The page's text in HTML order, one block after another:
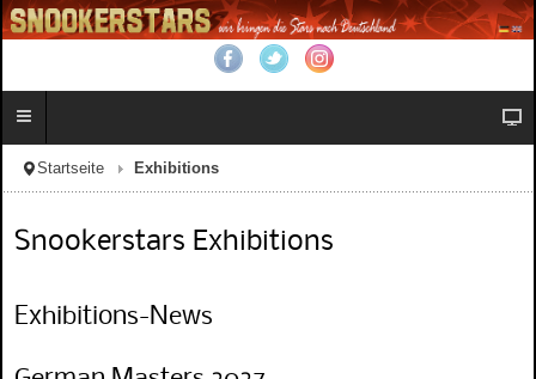
Startseite Exhibitions
Snookerstars Exhibitions
Exhibitions-News